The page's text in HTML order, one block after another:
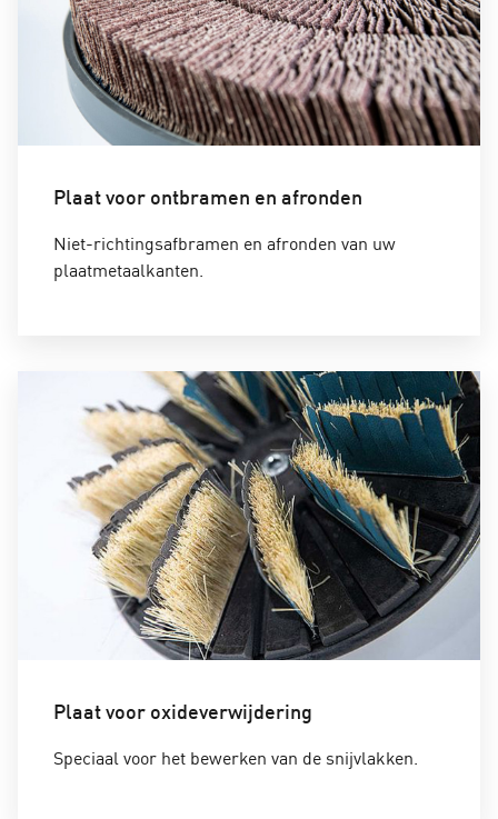
Plaat voor ontbramen en afronden
Niet-richtingsafbramen en afronden van uw
plaatmetaalkanten.
Plaat voor oxideverwijdering
Speciaal voor het bewerken van de snijvlakken.